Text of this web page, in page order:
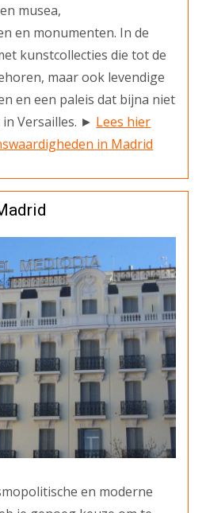
musea,
en monumenten. In de
kunstcollecties die tot de
maar ook levendige
en een paleis dat bijna niet
Versailles. ► Lees hier
in Madrid
en moderne